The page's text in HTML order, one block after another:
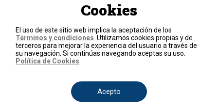
Política de cookies
Términos y condiciones
© 2026, RCN Medios.
Todos los derechos reservados.
Cookies
El uso de este sitio web implica la aceptación de los
Términos y condiciones . Utilizamos cookies propias y de
terceros para mejorar la experiencia del usuario a través de
su navegación. Si continúas navegando aceptas su uso.
Política de Cookies
Acepto